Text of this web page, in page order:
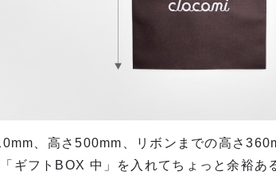
、高さ500mm、リボンまでの高さ
ギフトBOX 中」を入れてちょっと余裕あ